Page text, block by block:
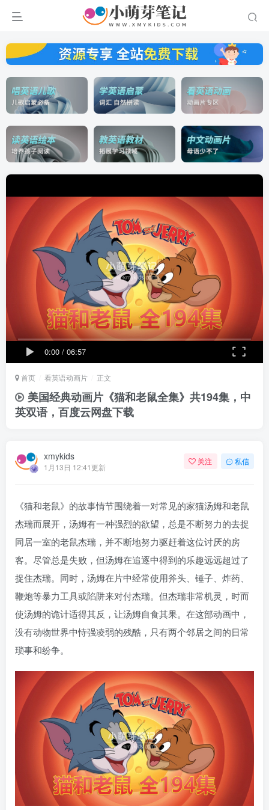
0:00 / 06:57
首页 看英语动画片 正文
美国经典动画片《猫和老鼠全集》共194集，中
英双语，百度云网盘下载
xmykids
1月13日 12:41更新
关注 私信
《猫和老鼠》的故事情节围绕着一对常见的家猫汤姆和老鼠
杰瑞而展开，汤姆有一种强烈的欲望，总是不断努力的去捉
同居一室的老鼠杰瑞，并不断地努力驱赶着这位讨厌的房
客。尽管总是失败，但汤姆在追逐中得到的乐趣远远超过了
捉住杰瑞。同时，汤姆在片中经常使用斧头、锤子、炸药、
鞭炮等暴力工具或陷阱来对付杰瑞。但杰瑞非常机灵，时而
使汤姆的诡计适得其反，让汤姆自食其果。在这部动画中，
没有动物世界中恃强凌弱的残酷，只有两个邻居之间的日常
琐事和纷争。